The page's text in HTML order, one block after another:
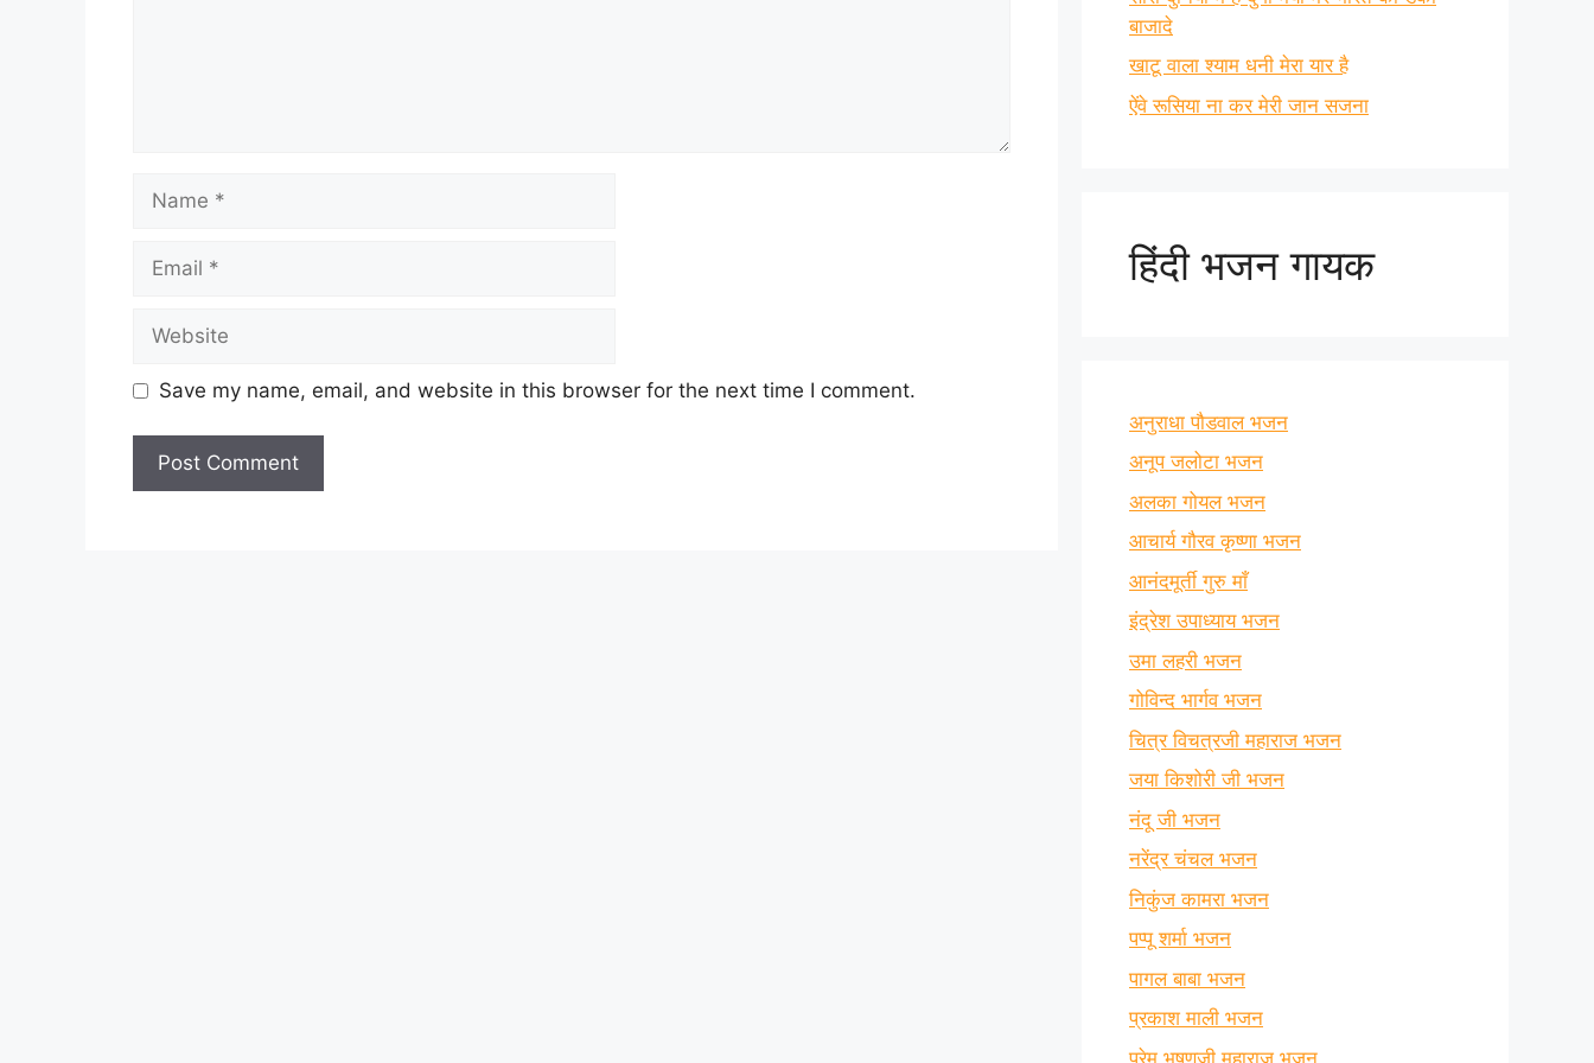
Save my name, email, and website in this browser for the next time I comment.
बाजादे
खाटू वाला श्याम धनी मेरा यार है
ऐंवे रूसिया ना कर मेरी जान सजना
हिंदी भजन गायक
अनुराधा पौडवाल भजन
अनूप जलोटा भजन
अलका गोयल भजन
आचार्य गौरव कृष्णा भजन
आनंदमूर्ती गुरु माँ
इंद्रेश उपाध्याय भजन
उमा लहरी भजन
गोविन्द भार्गव भजन
चित्र विचत्रजी महाराज भजन
जया किशोरी जी भजन
नंदू जी भजन
नरेंद्र चंचल भजन
निकुंज कामरा भजन
पप्पू शर्मा भजन
पागल बाबा भजन
प्रकाश माली भजन
प्रेम भूषणजी महाराज भजन